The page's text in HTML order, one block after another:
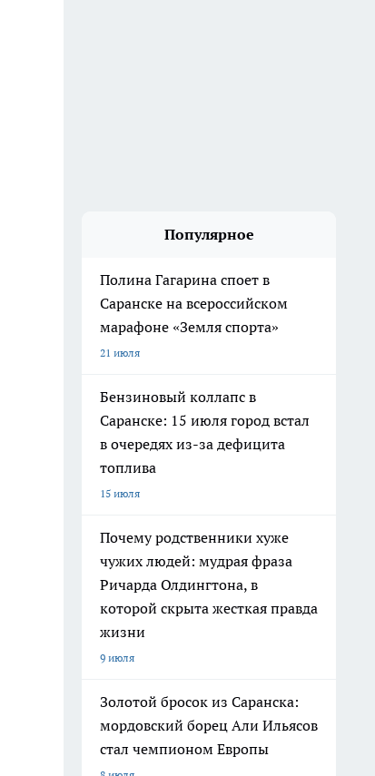
Популярное
Полина Гагарина споет в
Саранске на всероссийском
марафоне «Земля спорта»
21 июля
Бензиновый коллапс в
Саранске: 15 июля город встал
в очередях из-за дефицита
топлива
15 июля
Почему родственники хуже
чужих людей: мудрая фраза
Ричарда Олдингтона, в
которой скрыта жесткая правда
жизни
9 июля
Золотой бросок из Саранска:
мордовский борец Али Ильясов
стал чемпионом Европы